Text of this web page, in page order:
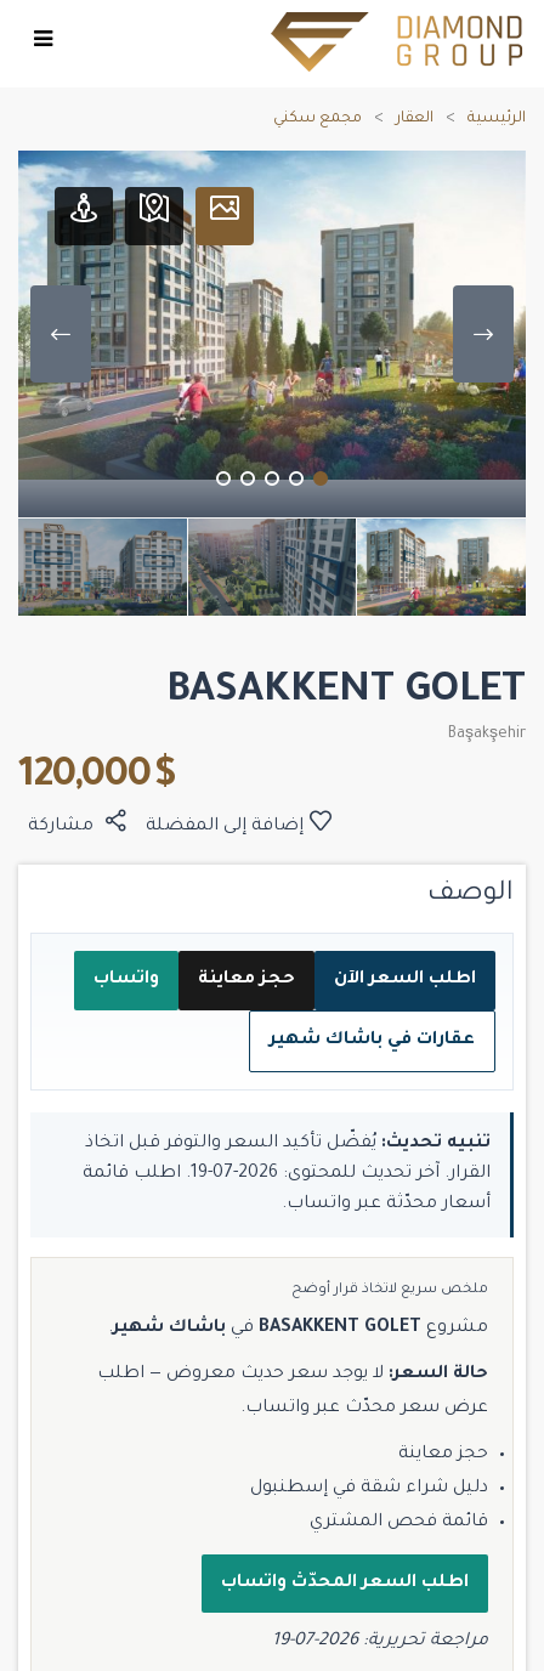
الرئيسية العقار مجمع سكني
BASAKKENT GOLET
Başakşehir
$ 120,000
مشاركة إضافة إلى المفضلة
الوصف
اطلب السعر الآن حجز معاينة واتساب
عقارات في باشاك شهير
تنبيه تحديث: يُفضّل تأكيد السعر والتوفر قبل اتخاذ
القرار. آخر تحديث للمحتوى: 2026-07-19. اطلب قائمة
أسعار محدّثة عبر واتساب.
ملخص سريع لاتخاذ قرار أوضح
مشروع BASAKKENT GOLET في باشاك شهير.
حالة السعر: لا يوجد سعر حديث معروض — اطلب
عرض سعر محدّث عبر واتساب.
حجز معاينة
دليل شراء شقة في إسطنبول
قائمة فحص المشتري
اطلب السعر المحدّث واتساب
مراجعة تحريرية: 2026-07-19